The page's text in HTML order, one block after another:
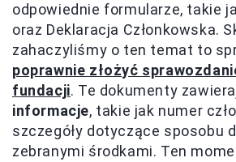
odpowiednie formularze, takie
oraz Deklaracja Członkowska.
zahaczyliśmy o ten temat to
poprawnie złożyć
fundacji. Te dokumenty
informacje, takie jak numer
szczegóły dotyczące sposobu
zebranymi środkami. Ten